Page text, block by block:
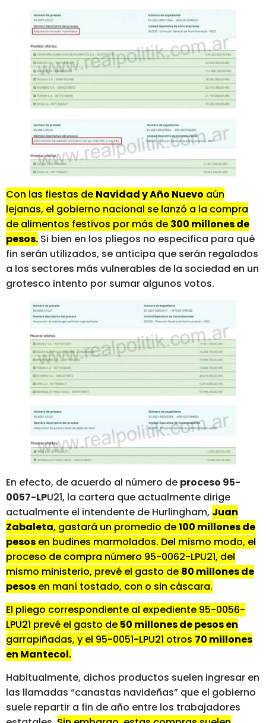
Con las fiestas de Navidad y Año Nuevo aún
lejanas, el gobierno nacional se lanzó a la compra
de alimentos festivos por más de 300 millones de
pesos. Si bien en los pliegos no especifica para qué
fin serán utilizados, se anticipa que serán regalados
a los sectores más vulnerables de la sociedad en un
grotesco intento por sumar algunos votos.
En efecto, de acuerdo al número de proceso 95-
0057-LPU21, la cartera que actualmente dirige
actualmente el intendente de Hurlingham, Juan
Zabaleta, gastará un promedio de100 millones de
pesos en budines marmolados. Del mismo modo, el
proceso de compra número 95-0062-LPU21, del
mismo ministerio, prevé el gasto de 80 millones de
pesos en maní tostado, con o sin cáscara.
El pliego correspondiente al expediente 95-0056-
LPU21 prevé el gasto de 50 millones de pesos en
garrapiñadas, y el 95-0051-LPU21 otros 70 millones
en Mantecol.
Habitualmente, dichos productos suelen ingresar en
las llamadas “canastas navideñas” que el gobierno
suele repartir a fin de año entre los trabajadores